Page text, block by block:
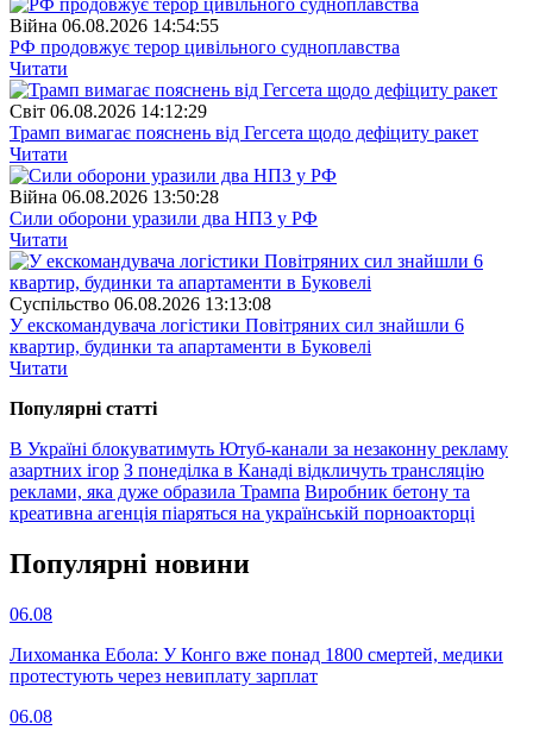
Війна 06.08.2026 14:54:55
РФ продовжує терор цивільного судноплавства
Читати
Свiт 06.08.2026 14:12:29
Трамп вимагає пояснень від Гегсета щодо дефіциту ракет
Читати
Війна 06.08.2026 13:50:28
Сили оборони уразили два НПЗ у РФ
Читати
Суспiльство 06.08.2026 13:13:08
У екскомандувача логістики Повітряних сил знайшли 6
квартир, будинки та апартаменти в Буковелі
Читати
Популярнi статтi
В Україні блокуватимуть Ютуб-канали за незаконну рекламу
азартних ігор З понеділка в Канаді відкличуть трансляцію
реклами, яка дуже образила Трампа Виробник бетону та
креативна агенція піаряться на українській порноакторці
Популярнi новини
06.08
Лихоманка Ебола: У Конго вже понад 1800 смертей, медики
протестують через невиплату зарплат
06.08